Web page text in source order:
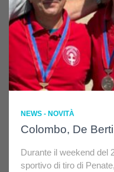
NEWS - NOVITÀ
Colombo, De
Durante il weekend del
sportivo di tiro di